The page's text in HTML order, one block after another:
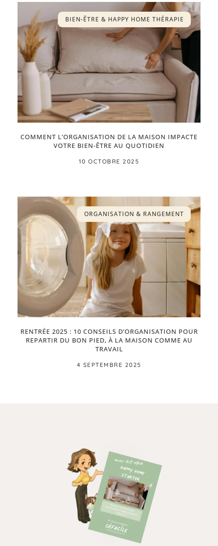
BIEN-ÊTRE & HAPPY HOME THÉRAPIE
COMMENT L’ORGANISATION DE LA MAISON IMPACTE
VOTRE BIEN-ÊTRE AU QUOTIDIEN
10 OCTOBRE 2025
ORGANISATION & RANGEMENT
RENTRÉE 2025 : 10 CONSEILS D’ORGANISATION POUR
REPARTIR DU BON PIED, À LA MAISON COMME AU
TRAVAIL
4 SEPTEMBRE 2025